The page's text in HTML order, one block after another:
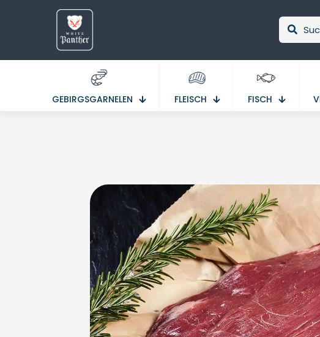
GEBIRGSGARNELEN FLEISCH FISCH